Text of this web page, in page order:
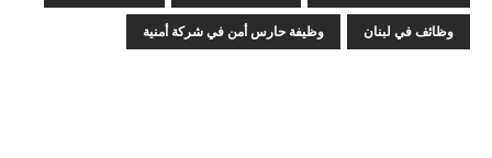
وظائف في لبنان وظيفة حارس أمن في شركة أمنية